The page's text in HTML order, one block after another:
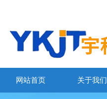
网站首页 关于我们